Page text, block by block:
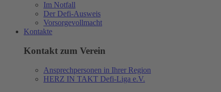
Im Notfall
Der Defi-Ausweis
Vorsorgevollmacht
Kontakte
Kontakt zum Verein
Ansprechpersonen in Ihrer Region
HERZ IN TAKT Defi-Liga e.V.